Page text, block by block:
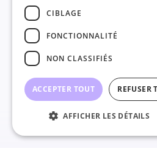
client vers notre produit
un marché concurrentiel.
CIBLAGE
FONCTIONNALITÉ
NON CLASSIFIÉS
ACCEPTER TOUT REFUSER
AFFICHER LES DÉTAILS